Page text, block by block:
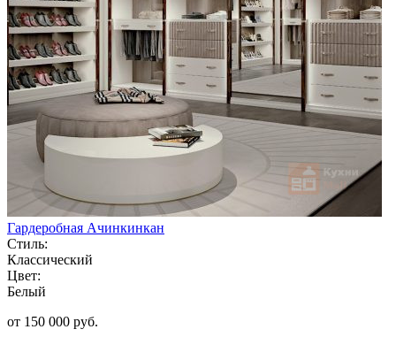
Гардеробная Ачинкинкан
Стиль:
Классический
Цвет:
Белый
от 150 000 руб.